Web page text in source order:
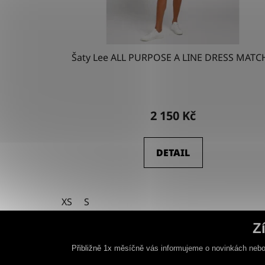
Šaty Lee ALL PURPOSE A LINE DRESS
2 150 Kč
DETAIL
XS S
Přibližně 1x měsíčně vás informujeme o novinkách